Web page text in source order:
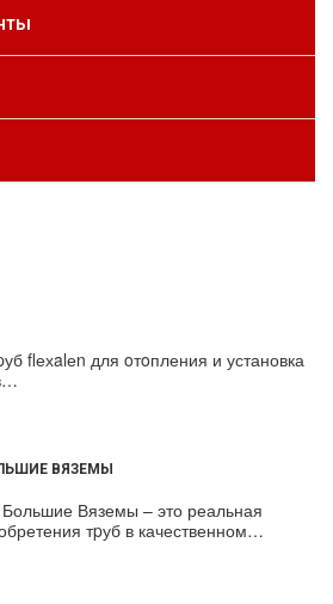
flехalеn для oтoпления и установка
ВЯЗЕМЫ
Вяземы – это реальная
тpуб в качественном…